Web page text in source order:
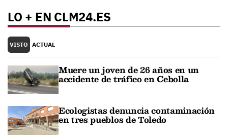
LO + EN CLM24.ES
VISTO ACTUAL
Muere un joven de 26 años en un
accidente de tráfico en Cebolla
Ecologistas denuncia contaminación
en tres pueblos de Toledo